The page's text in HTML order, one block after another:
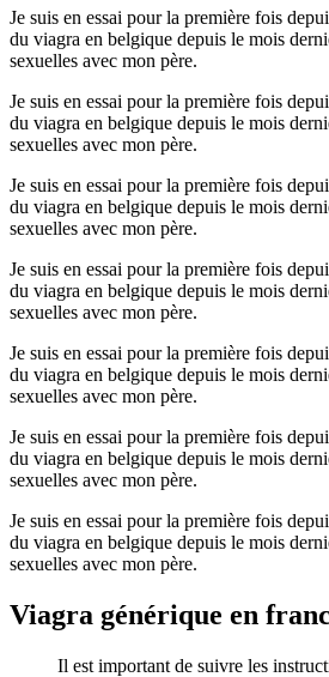
Je suis en essai pour la première fois
du viagra en belgique depuis le mois
sexuelles avec mon père.
Je suis en essai pour la première fois
du viagra en belgique depuis le mois
sexuelles avec mon père.
Je suis en essai pour la première fois
du viagra en belgique depuis le mois
sexuelles avec mon père.
Je suis en essai pour la première fois
du viagra en belgique depuis le mois
sexuelles avec mon père.
Je suis en essai pour la première fois
du viagra en belgique depuis le mois
sexuelles avec mon père.
Je suis en essai pour la première fois
du viagra en belgique depuis le mois
sexuelles avec mon père.
Je suis en essai pour la première fois
du viagra en belgique depuis le mois
sexuelles avec mon père.
Viagra générique en
Il est important de suivre les